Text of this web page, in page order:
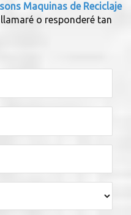
Maquinas de Reciclaje
o responderé tan